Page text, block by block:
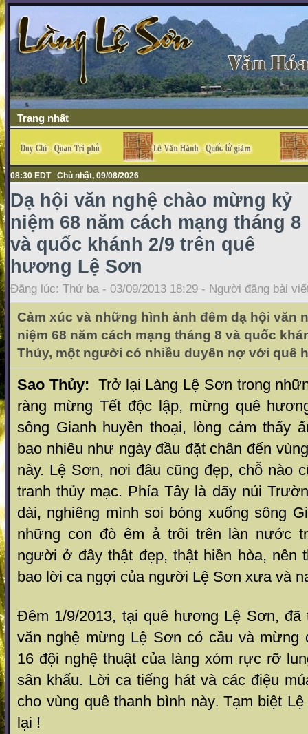
Trang nhất
08:30 EDT Chủ nhật, 09/08/2026
Dạ hội văn nghệ chào mừng kỷ
niệm 68 năm cách mạng tháng 8
và quốc khánh 2/9 trên quê
hương Lệ Sơn
Đăng lúc: Thứ ba - 03/09/2013 18:29 - Người đăng bài
Cảm xúc và những hình ảnh đêm dạ hội văn
niệm 68 năm cách mạng tháng 8 và quốc
Thủy, một người có nhiều duyên nợ với quê
Sao Thủy: Trở lại Làng Lệ Sơn trong
ràng mừng Tết độc lập, mừng quê
sông Gianh huyền thoại, lòng cảm thấy
bao nhiêu như ngày đầu đặt chân đến
này. Lệ Sơn, nơi đâu cũng đẹp, chỗ nào
tranh thủy mạc. Phía Tây là dãy núi
dài, nghiêng mình soi bóng xuống sông
những con đò êm ả trôi trên làn nước
người ở đây thật đẹp, thật hiền hòa, nên
bao lời ca ngợi của người Lệ Sơn xưa và
Đêm 1/9/2013, tại quê hương Lệ Sơn, đã
văn nghệ mừng Lệ Sơn có cầu và mừng
16 đội nghệ thuật của làng xóm rực rỡ
sân khấu. Lời ca tiếng hát và các điệu
cho vùng quê thanh bình này. Tạm biệt
lại !